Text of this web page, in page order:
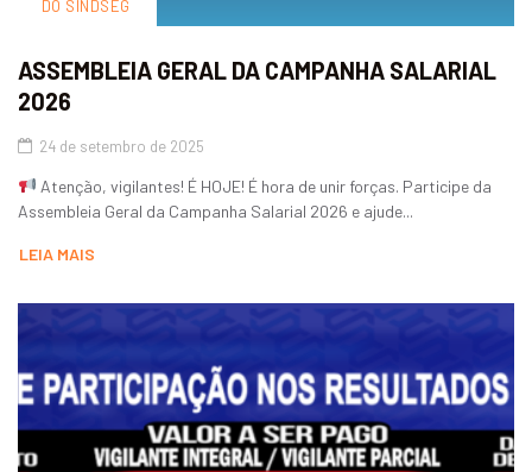
DO SINDSEG
ASSEMBLEIA GERAL DA CAMPANHA SALARIAL
2026
24 de setembro de 2025
Atenção, vigilantes! É HOJE! É hora de unir forças. Participe da
Assembleia Geral da Campanha Salarial 2026 e ajude...
LEIA MAIS